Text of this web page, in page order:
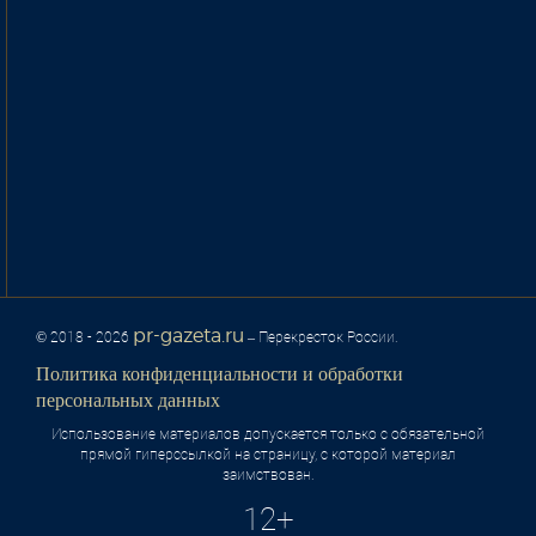
© 2018 - 2026 pr-gazeta.ru – Перекресток России.
Политика конфиденциальности и обработки
персональных данных
Использование материалов допускается только с обязательной
прямой гиперссылкой на страницу, с которой материал
заимствован.
12+